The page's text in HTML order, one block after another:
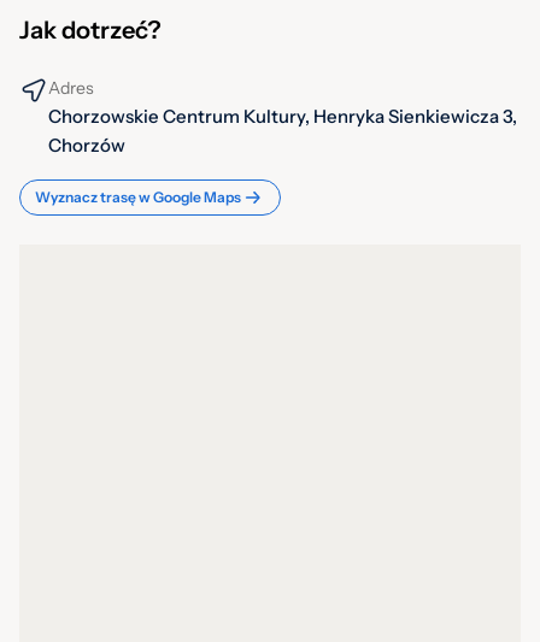
Jak dotrzeć?
Adres
Chorzowskie Centrum Kultury, Henryka Sienkiewicza 3,
Chorzów
Wyznacz trasę w Google Maps